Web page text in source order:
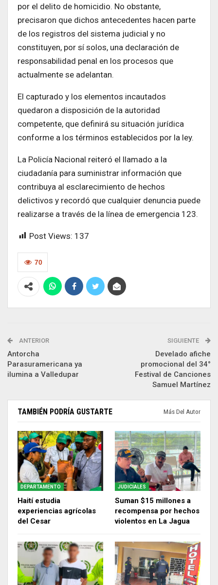
por el delito de homicidio. No obstante,
precisaron que dichos antecedentes hacen parte
de los registros del sistema judicial y no
constituyen, por sí solos, una declaración de
responsabilidad penal en los procesos que
actualmente se adelantan.
El capturado y los elementos incautados
quedaron a disposición de la autoridad
competente, que definirá su situación jurídica
conforme a los términos establecidos por la ley.
La Policía Nacional reiteró el llamado a la
ciudadanía para suministrar información que
contribuya al esclarecimiento de hechos
delictivos y recordó que cualquier denuncia puede
realizarse a través de la línea de emergencia 123.
Post Views: 137
70
ANTERIOR
Antorcha
Parasuramericana ya
ilumina a Valledupar
SIGUIENTE
Develado afiche
promocional del 34°
Festival de Canciones
Samuel Martínez
TAMBIÉN PODRÍA GUSTARTE Más Del Autor
DEPARTAMENTO
Haití estudia
experiencias agrícolas
del Cesar
JUDICIALES
Suman $15 millones a
recompensa por hechos
violentos en La Jagua